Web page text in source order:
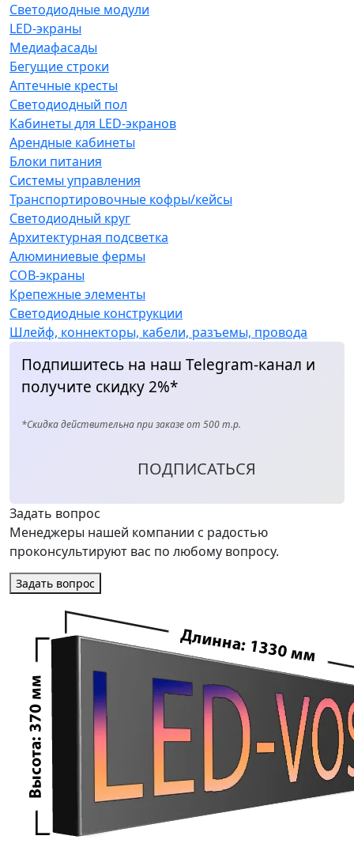
Светодиодные модули
LED-экраны
Медиафасады
Бегущие строки
Аптечные кресты
Светодиодный пол
Кабинеты для LED-экранов
Арендные кабинеты
Блоки питания
Системы управления
Транспортировочные кофры/кейсы
Светодиодный круг
Архитектурная подсветка
Алюминиевые фермы
COB-экраны
Крепежные элементы
Светодиодные конструкции
Шлейф, коннекторы, кабели, разъемы, провода
Подпишитесь на наш Telegram-канал и
получите скидку 2%*
*Скидка действительна при заказе от 500 т.р.
ПОДПИСАТЬСЯ
Задать вопрос
Менеджеры нашей компании с радостью
проконсультируют вас по любому вопросу.
Задать вопрос